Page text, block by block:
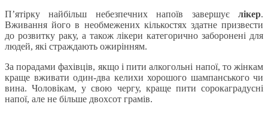
П’ятірку найбільш небезпечних напоїв завершує лікер.
Вживання його в необмежених кількостях здатне призвести
до розвитку раку, а також лікери категорично заборонені для
людей, які страждають ожирінням.
За порадами фахівців, якщо і пити алкогольні напої, то жінкам
краще вживати один-два келихи хорошого шампанського чи
вина. Чоловікам, у свою чергу, краще пити сорокаградусні
напої, але не більше двохсот грамів.